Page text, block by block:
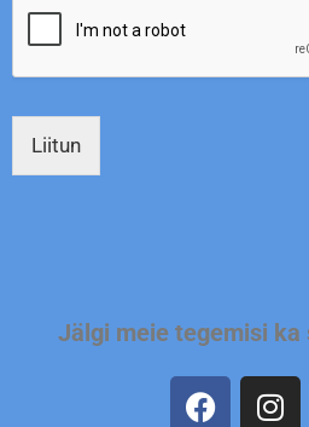
Liitun
Jälgi meie tegemisi ka